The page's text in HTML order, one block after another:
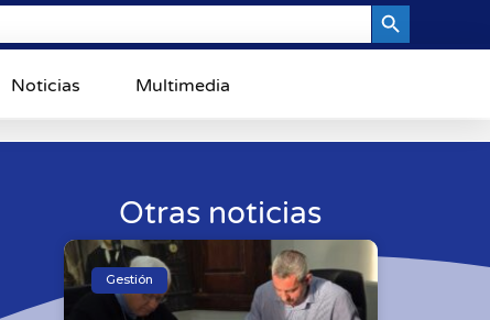
Noticias Multimedia
Otras noticias
Gestión